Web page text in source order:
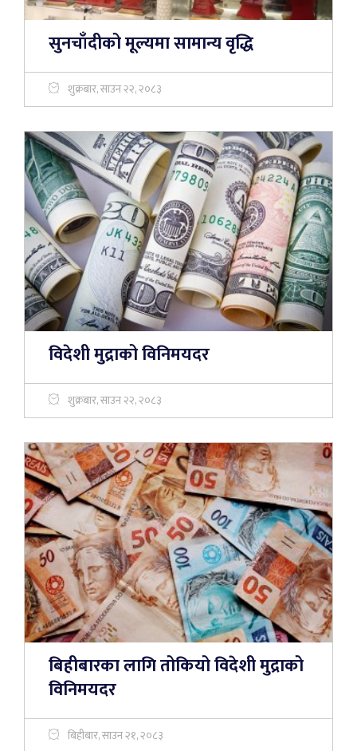
सुनचाँदीको मूल्यमा सामान्य वृद्धि
शुक्रबार, साउन २२, २०८३
विदेशी मुद्राको विनिमयदर
शुक्रबार, साउन २२, २०८३
बिहीबारका लागि तोकियो विदेशी मुद्राको
विनिमयदर
बिहीबार, साउन २१, २०८३